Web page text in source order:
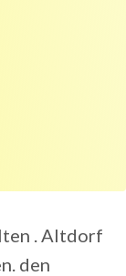
. Altdorf
den